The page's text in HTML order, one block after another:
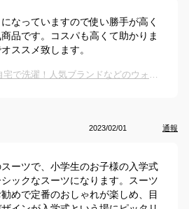
なっていますので使い勝手が高く
品です。コスパも高くて助かりま
ススメ致します。
メンズ洗えるスーツ｜自宅で洗濯！人気ブランドなどのウォッシャブルスーツでおすすめは？
2023/02/01 通報
ーツで、小学生のお子様の入学式
ックなスーツになります。スーツ
めで定番のおしゃれが楽しめ、目